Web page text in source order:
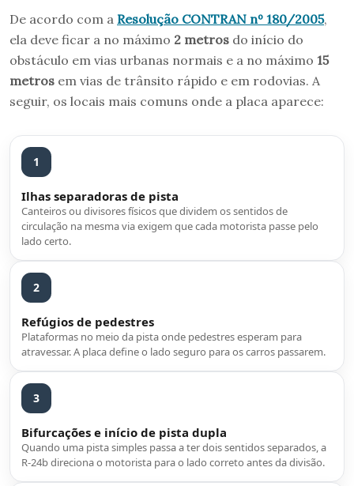
De acordo com a Resolução CONTRAN nº 180/2005,
ela deve ficar a no máximo 2 metros do início do
obstáculo em vias urbanas normais e a no máximo 15
metros em vias de trânsito rápido e em rodovias. A
seguir, os locais mais comuns onde a placa aparece:
1
Ilhas separadoras de pista
Canteiros ou divisores físicos que dividem os sentidos de
circulação na mesma via exigem que cada motorista passe pelo
lado certo.
2
Refúgios de pedestres
Plataformas no meio da pista onde pedestres esperam para
atravessar. A placa define o lado seguro para os carros passarem.
3
Bifurcações e início de pista dupla
Quando uma pista simples passa a ter dois sentidos separados, a
R-24b direciona o motorista para o lado correto antes da divisão.